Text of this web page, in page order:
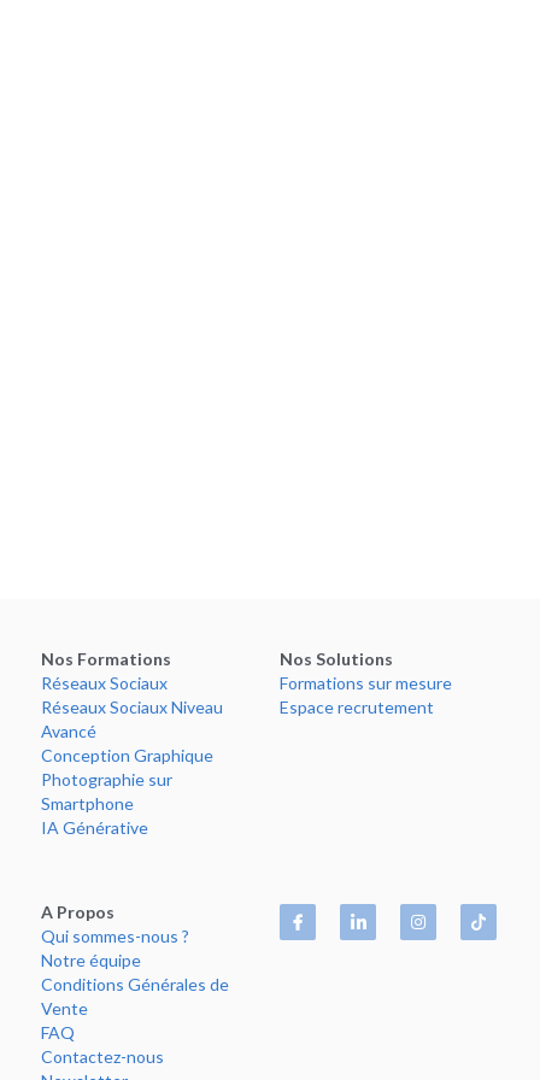
Nos Formations
Réseaux Sociaux
Réseaux Sociaux Niveau
Avancé
Conception Graphique
Photographie sur
Smartphone
IA Générative
Nos Solutions
Formations sur mesure
Espace recrutement
A Propos
Qui sommes-nous ?
Notre équipe
Conditions Générales de
Vente
FAQ
Contactez-nous